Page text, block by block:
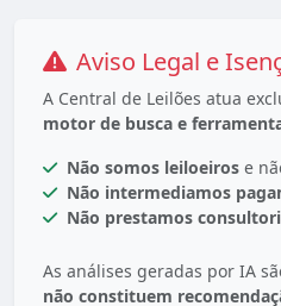
Aviso Legal e
A Central de Leilões atua
motor de busca e
Não somos leiloeiros e
Não intermediamos
Não prestamos
As análises geradas por IA
não constituem